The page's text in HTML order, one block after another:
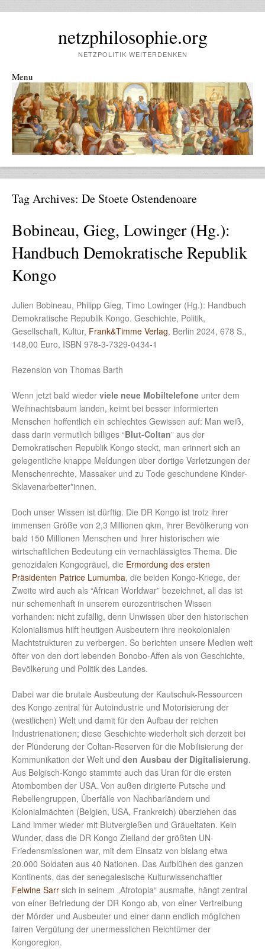
netzphilosophie.org
NETZPOLITIK WEITERDENKEN
Menu
Skip to content
Tag Archives: De Stoete Ostendenoare
Bobineau, Gieg, Lowinger (Hg.):
Handbuch Demokratische Republik
Kongo
Julien Bobineau, Philipp Gieg, Timo Lowinger (Hg.): Handbuch
Demokratische Republik Kongo. Geschichte, Politik,
Gesellschaft, Kultur, Frank&Timme Verlag, Berlin 2024, 678 S.,
148,00 Euro, ISBN 978-3-7329-0434-1
Rezension von Thomas Barth
Wenn jetzt bald wieder viele neue Mobiltelefone unter dem
Weihnachtsbaum landen, keimt bei besser informierten
Menschen hoffentlich ein schlechtes Gewissen auf: Man weiß,
dass darin vermutlich billiges “Blut-Coltan” aus der
Demokratischen Republik Kongo steckt, man erinnert sich an
gelegentliche knappe Meldungen über dortige Verletzungen der
Menschenrechte, Massaker und zu Tode geschundene Kinder-
Sklavenarbeiter*innen.
Doch unser Wissen ist dürftig. Die DR Kongo ist trotz ihrer
immensen Größe von 2,3 Millionen qkm, ihrer Bevölkerung von
bald 150 Millionen Menschen und ihrer historischen wie
wirtschaftlichen Bedeutung ein vernachlässigtes Thema. Die
genozidalen Kongogräuel, die Ermordung des ersten
Präsidenten Patrice Lumumba, die beiden Kongo-Kriege, der
Zweite wird auch als “African Worldwar” bezeichnet, all das ist
nur schemenhaft in unserem eurozentrischen Wissen
vorhanden: nicht zufällig, denn Unwissen über den historischen
Kolonialismus hilft heutigen Ausbeutern ihre neokolonialen
Machtstrukturen zu verbergen. So berichten unsere Medien weit
öfter von den dort lebenden Bonobo-Affen als von Geschichte,
Bevölkerung und Politik des Landes.
Dabei war die brutale Ausbeutung der Kautschuk-Ressourcen
des Kongo zentral für Autoindustrie und Motorisierung der
(westlichen) Welt und damit für den Aufbau der reichen
Industrienationen; diese Geschichte wiederholt sich derzeit bei
der Plünderung der Coltan-Reserven für die Mobilisierung der
Kommunikation der Welt und den Ausbau der Digitalisierung.
Aus Belgisch-Kongo stammte auch das Uran für die ersten
Atombomben der USA. Von außen dirigierte Putsche und
Rebellengruppen, Überfälle von Nachbarländern und
Kolonialmächten (Belgien, USA, Frankreich) überziehen das
Land immer wieder mit Blutvergießen und Gräueltaten. Kein
Wunder, dass die DR Kongo Zielland der größten UN-
Friedensmissionen war, mit dem Einsatz von bislang etwa
20.000 Soldaten aus 40 Nationen. Das Aufblühen des ganzen
Kontinents, das der senegalesische Kulturwissenchaftler
Felwine Sarr sich in seinem „Afrotopia“ ausmalte, hängt zentral
von einer Befriedung der DR Kongo ab, von einer Vertreibung
der Mörder und Ausbeuter und einer dann endlich möglichen
fairen Vergütung der unermesslichen Reichtümer der
Kongoregion.